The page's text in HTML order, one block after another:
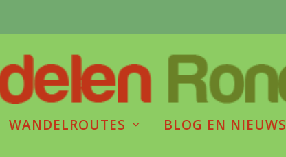
WANDELROUTES BLOG EN NIEUWS